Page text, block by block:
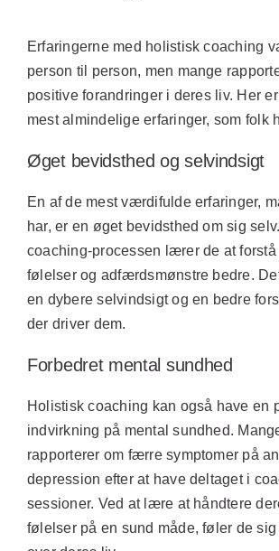
Erfaringerne med holistisk coaching
person til person, men mange
positive forandringer i deres liv. Her
mest almindelige erfaringer, som folk
Øget bevidsthed og selvindsigt
En af de mest værdifulde erfaringer,
har, er en øget bevidsthed om sig
coaching-processen lærer de at forstå
følelser og adfærdsmønstre bedre.
en dybere selvindsigt og en bedre
der driver dem.
Forbedret mental sundhed
Holistisk coaching kan også have en
indvirkning på mental sundhed.
rapporterer om færre symptomer på
depression efter at have deltaget i
sessioner. Ved at lære at håndtere
følelser på en sund måde, føler de sig